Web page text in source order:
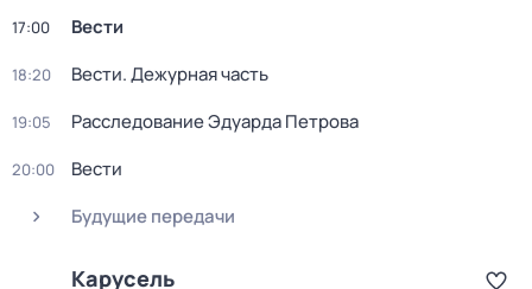
17:00 Вести
18:20 Вести. Дежурная часть
19:05 Расследование Эдуарда Петрова
20:00
Вести
Будущие передачи
Карусель